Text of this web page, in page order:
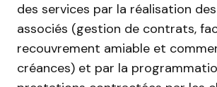
des services par la réalisation
associés (gestion de contrats,
recouvrement amiable et
créances) et par la